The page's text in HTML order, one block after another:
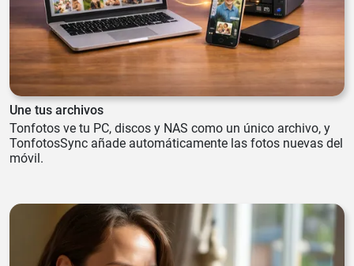
Une tus archivos
Tonfotos ve tu PC, discos y NAS como un único archivo, y
TonfotosSync añade automáticamente las fotos nuevas del
móvil.